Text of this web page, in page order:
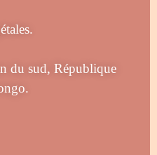
du sud, République